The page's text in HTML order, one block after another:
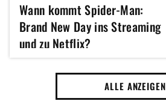
Wann kommt Spider-Man:
Brand New Day ins Streaming
und zu Netflix?
ALLE ANZEIGEN